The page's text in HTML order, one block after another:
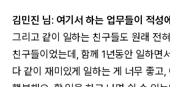
김민진 님: 여기서 하는 업무들이 적성
그리고 같이 일하는 친구들도 원래 전
친구들이었는데, 함께 1년동안 일하면
다 같이 재미있게 일하는 게 너무 좋고,